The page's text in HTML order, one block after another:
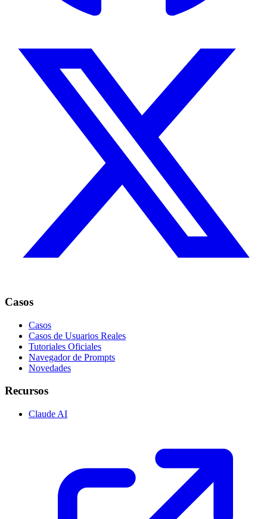
Casos
Casos
Casos de Usuarios Reales
Tutoriales Oficiales
Navegador de Prompts
Novedades
Recursos
Claude AI